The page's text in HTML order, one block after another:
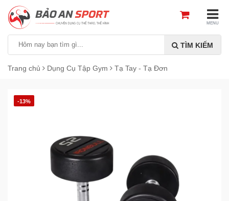
MENU
TÌM KIẾM
Trang chủ Dụng Cụ Tập Gym Tạ Tay - Tạ Đơn
-13%